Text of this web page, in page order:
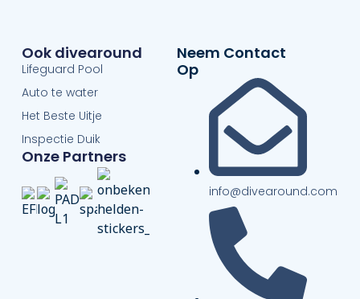
Ook divearound
Lifeguard Pool
Auto te water
Het Beste Uitje
Inspectie Duik
Onze Partners
Neem Contact
Op
info@divearound.com